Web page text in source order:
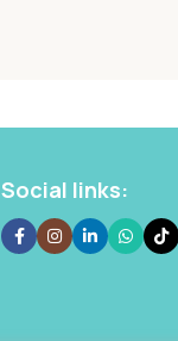
Social links: